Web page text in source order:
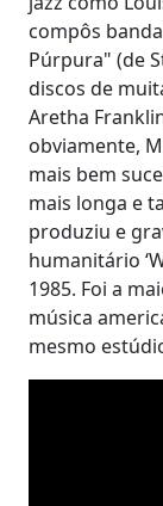
compôs
Púrpura" (de
discos de
Aretha
obviamente,
mais bem
mais longa e
produziu e
humanitário
1985. Foi a
música
mesmo